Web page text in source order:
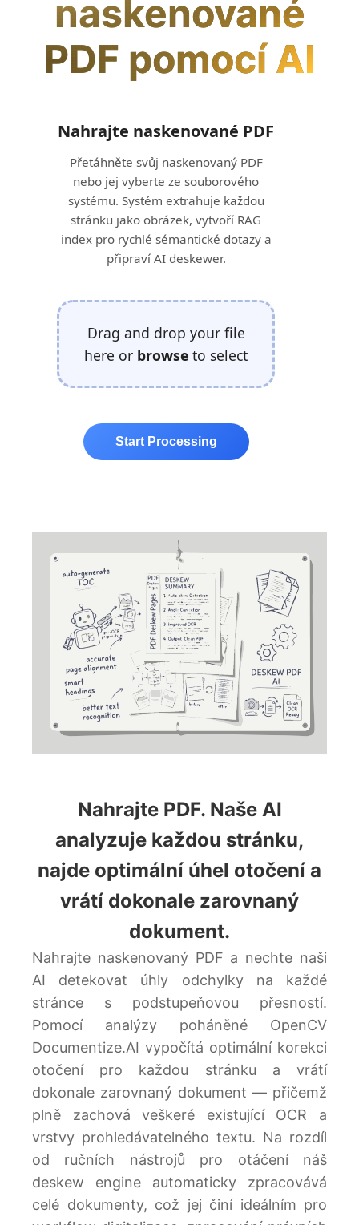
naskenované
PDF pomocí AI
Nahrajte naskenované PDF
Přetáhněte svůj naskenovaný PDF
nebo jej vyberte ze souborového
systému. Systém extrahuje každou
stránku jako obrázek, vytvoří RAG
index pro rychlé sémantické dotazy a
připraví AI deskewer.
Drag and drop your file
here or browse to select
Start Processing
Nahrajte PDF. Naše AI
analyzuje každou stránku,
najde optimální úhel otočení a
vrátí dokonale zarovnaný
dokument.
Nahrajte naskenovaný PDF a nechte naši
AI detekovat úhly odchylky na každé
stránce s podstupeňovou přesností.
Pomocí analýzy poháněné OpenCV
Documentize.AI vypočítá optimální korekci
otočení pro každou stránku a vrátí
dokonale zarovnaný dokument — přičemž
plně zachová veškeré existující OCR a
vrstvy prohledávatelného textu. Na rozdíl
od ručních nástrojů pro otáčení náš
deskew engine automaticky zpracovává
celé dokumenty, což jej činí ideálním pro